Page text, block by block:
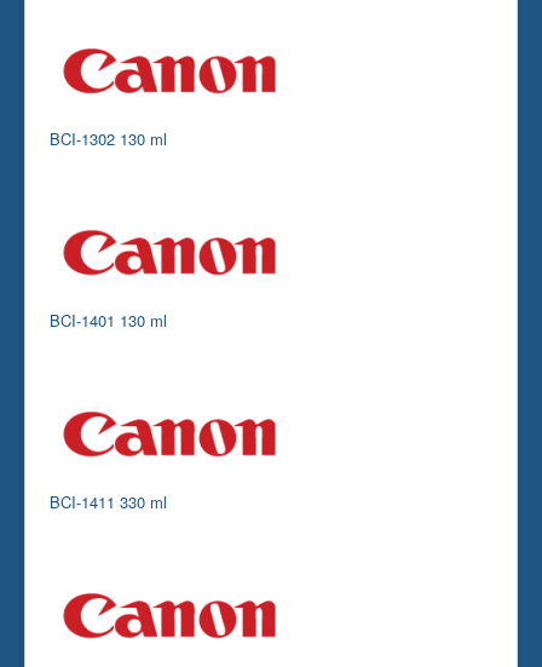
Tillbehör
BCI-1302 130 ml
BCI-1401 130 ml
BCI-1411 330 ml